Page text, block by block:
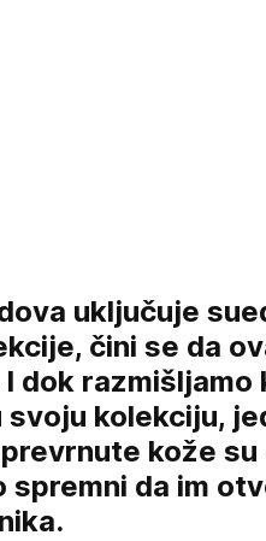
uključuje
čini se da
dok razmišljamo
svoju kolekciju,
kože
spremni da im